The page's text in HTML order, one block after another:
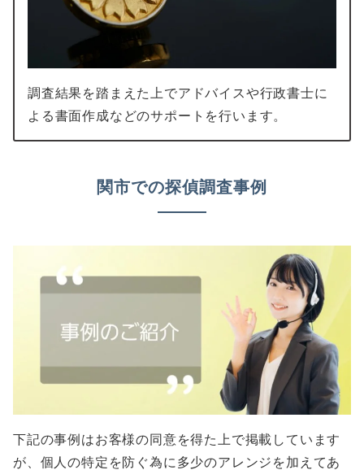
調査結果を踏まえた上でアドバイスや行政書士に
よる書面作成などのサポートを行います。
関市での探偵調査事例
下記の事例はお客様の同意を得た上で掲載しています
が、個人の特定を防ぐ為に多少のアレンジを加えてあ